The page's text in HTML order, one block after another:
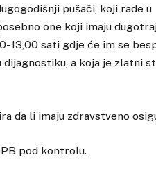
pušači, koji rade u
one koji imaju
13,00 sati gdje će im se
a koja je zlatni
da li imaju zdravstveno
pod kontrolu.